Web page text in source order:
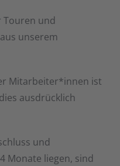
Touren und
unserem
Mitarbeiter*innen ist
ausdrücklich
und
Monate liegen, sind